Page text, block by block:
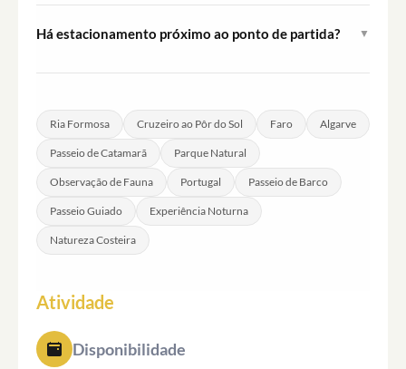
disponíveis nos quatro idiomas.
Há estacionamento próximo ao ponto de partida? ▼
embarque, no Largo de São Francisco, em Faro.
Ria Formosa Cruzeiro ao Pôr do Sol Faro Algarve
Passeio de Catamarã Parque Natural
Observação de Fauna Portugal Passeio de Barco
Passeio Guiado Experiência Noturna
Natureza Costeira
Atividade
Disponibilidade